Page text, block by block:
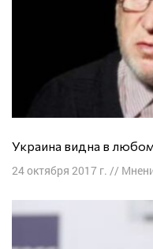
Украина видна в
24 октября 2017 г. //